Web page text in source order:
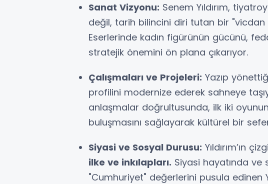
Sanat Vizyonu: Senem Yıldırım,
değil, tarih bilincini diri tutan bir "vicdan
Eserlerinde kadın figürünün gücünü,
stratejik önemini ön plana çıkarıyor.
Çalışmaları ve Projeleri: Yazıp
profilini modernize ederek sahneye
anlaşmalar doğrultusunda, ilk iki
buluşmasını sağlayarak kültürel bir
Siyasi ve Sosyal Durusu: Yıldırım’ın
ilke ve inkılapları. Siyasi hayatında ve
"Cumhuriyet" değerlerini pusula edinen